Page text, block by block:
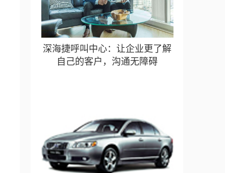
深海捷呼叫中心：让企业更了解
自己的客户，沟通无障碍